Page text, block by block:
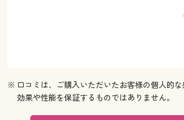
※ 口コミは、ご購入いただいたお客様の個人的
効果や性能を保証するものではありません。